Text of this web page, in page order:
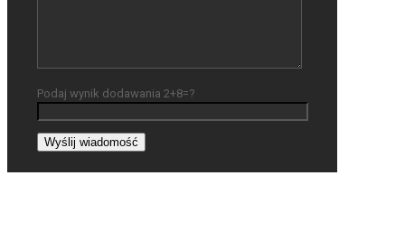
Podaj wynik dodawania 2+8=?